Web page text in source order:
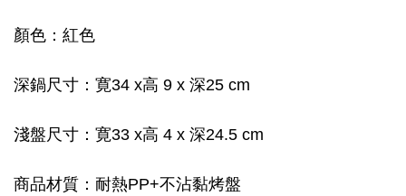
顏色：紅色
深鍋尺寸：寛34 x高 9 x 深25 cm
淺盤尺寸：寛33 x高 4 x 深24.5 cm
商品材質：耐熱PP+不沾黏烤盤